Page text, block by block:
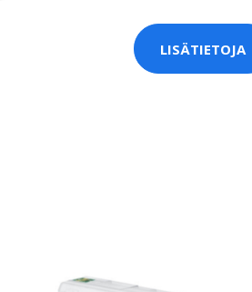
LISÄTIETOJA